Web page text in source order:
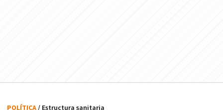
POLÍTICA/ Estructura sanitaria